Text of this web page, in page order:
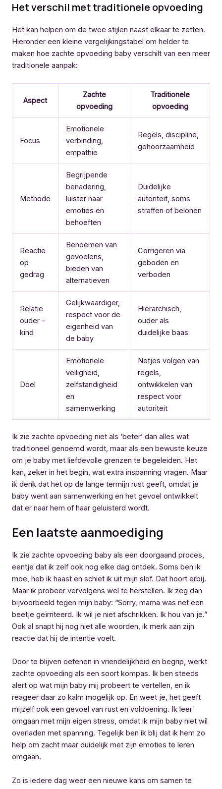
Het verschil met traditionele opvoeding
Het kan helpen om de twee stijlen naast elkaar te zetten.
Hieronder een kleine vergelijkingstabel om helder te
maken hoe zachte opvoeding baby verschilt van een meer
traditionele aanpak:
Aspect
Zachte
opvoeding
Traditionele
opvoeding
Focus
Emotionele
verbinding,
empathie
Regels, discipline,
gehoorzaamheid
Methode
Begrijpende
benadering,
luister naar
emoties en
behoeften
Duidelijke
autoriteit, soms
straffen of belonen
Reactie
op
gedrag
Benoemen van
gevoelens,
bieden van
alternatieven
Corrigeren via
geboden en
verboden
Relatie
ouder –
kind
Gelijkwaardiger,
respect voor de
eigenheid van
de baby
Hiërarchisch,
ouder als
duidelijke baas
Doel
Emotionele
veiligheid,
zelfstandigheid
en
samenwerking
Netjes volgen van
regels,
ontwikkelen van
respect voor
autoriteit
Ik zie zachte opvoeding niet als ‘beter’ dan alles wat
traditioneel genoemd wordt, maar als een bewuste keuze
om je baby met liefdevolle grenzen te begeleiden. Het
kan, zeker in het begin, wat extra inspanning vragen. Maar
ik denk dat het op de lange termijn rust geeft, omdat je
baby went aan samenwerking en het gevoel ontwikkelt
dat er naar hem of haar geluisterd wordt.
Een laatste aanmoediging
Ik zie zachte opvoeding baby als een doorgaand proces,
eentje dat ik zelf ook nog elke dag ontdek. Soms ben ik
moe, heb ik haast en schiet ik uit mijn slof. Dat hoort erbij.
Maar ik probeer vervolgens wel te herstellen. Ik zeg dan
bijvoorbeeld tegen mijn baby: “Sorry, mama was net een
beetje geïrriteerd. Ik wil je niet afschrikken. Ik hou van je.”
Ook al snapt hij nog niet alle woorden, ik merk aan zijn
reactie dat hij de intentie voelt.
Door te blijven oefenen in vriendelijkheid en begrip, werkt
zachte opvoeding als een soort kompas. Ik ben steeds
alert op wat mijn baby mij probeert te vertellen, en ik
reageer daar zo kalm mogelijk op. En weet je, het geeft
mijzelf ook een gevoel van rust en voldoening. Ik leer
omgaan met mijn eigen stress, omdat ik mijn baby niet wil
overladen met spanning. Tegelijk ben ik blij dat ik hem zo
help om zacht maar duidelijk met zijn emoties te leren
omgaan.
Zo is iedere dag weer een nieuwe kans om samen te